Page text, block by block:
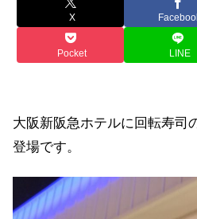
X
Pocket LINE
大阪新阪急ホテルに回転寿司
登場です。